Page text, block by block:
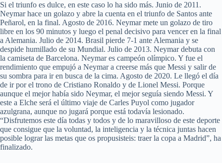
Si el triunfo es dulce, en este caso lo ha sido más. Junio de 2011.
Neymar hace un golazo y abre la cuenta en el triunfo de Santos ante
Peñarol, en la final. Agosto de 2016. Neymar mete un golazo de tiro
libre en los 90 minutos y luego el penal decisivo para vencer en la final
a Alemania. Julio de 2014. Brasil pierde 7-1 ante Alemania y se
despide humillado de su Mundial. Julio de 2013. Neymar debuta con
la camiseta de Barcelona. Neymar es campeón olímpico. Y fue el
rendimiento que empujó a Neymar a creerse más que Messi y salir de
su sombra para ir en busca de la cima. Agosto de 2020. Le llegó el día
de ir por el trono de Cristiano Ronaldo y de Lionel Messi. Porque
aunque el mejor había sido Neymar, el mejor seguía siendo Messi. Y
este a Elche será el último viaje de Carles Puyol como jugador
azulgrana, aunque no jugará porque está todavía lesionado.
“Disfrutemos este día todas y todos y de lo maravilloso de este deporte
que consigue que la voluntad, la inteligencia y la técnica juntas hacen
posible lograr las metas que os propusisteis: traer la copa a Madrid”, ha
finalizado.